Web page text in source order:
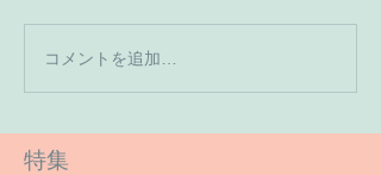
【６月１６日のご予約状
況です】
コメントを追加…
特集